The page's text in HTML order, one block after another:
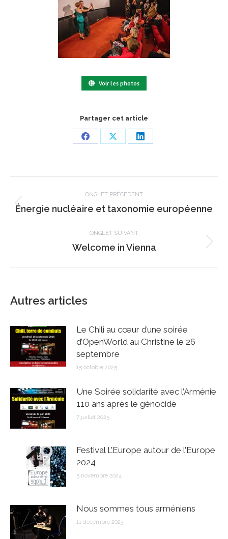
Voir les photos
Partager cet article
Share
Share
Share
de
commentaire
ONGLET PRÉCÉDENT
Onglet
Énergie nucléaire et taxonomie européenne
ONGLET SUIVANT
Onglet
Welcome in Vienna
Autres articles
Le Chili au cœur d’une soirée
d’OpenWorld au Christine le 26
septembre
15 octobre 2025
Une Soirée solidarité avec l’Arménie
110 ans après le génocide
7 juillet 2025
Festival L’Europe autour de l’Europe
2024
5 novembre 2024
Nous sommes tous arméniens
11 décembre 2023